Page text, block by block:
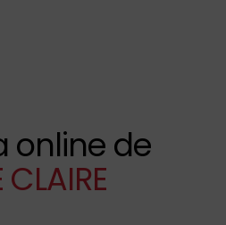
online de
CLAIRE